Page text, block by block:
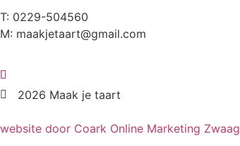
T: 0229-504560
M: maakjetaart@gmail.com
2026 Maak je taart
website door Coark Online Marketing Zwaag